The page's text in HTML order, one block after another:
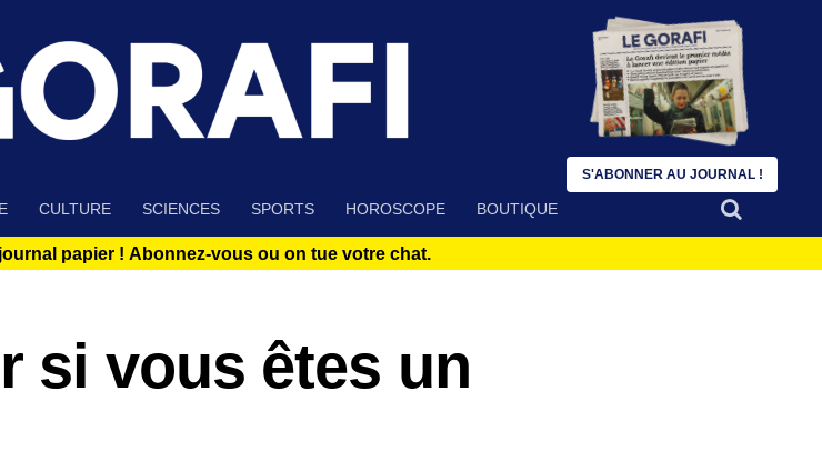
CULTURE SCIENCES SPORTS HOROSCOPE BOUTIQUE
papier ! Abonnez-vous ou on tue votre chat.
si vous êtes un
S'ABONNER AU JOURNAL !